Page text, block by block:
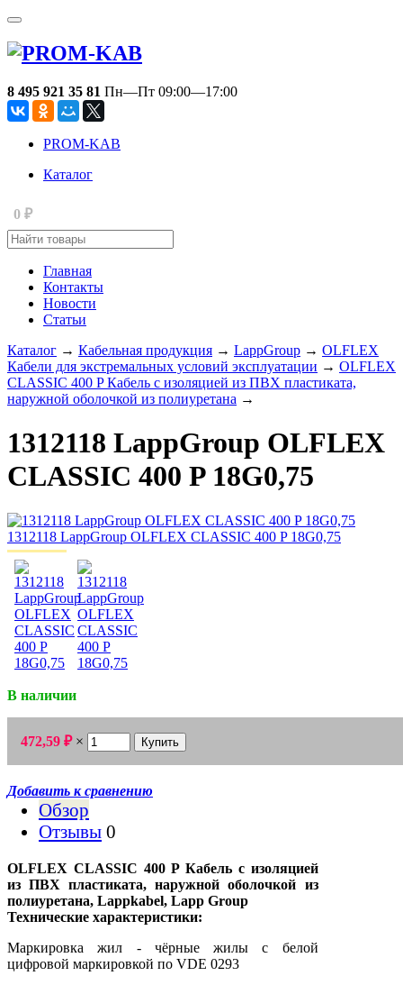
8 495 921 35 81 Пн—Пт 09:00—17:00
PROM-KAB
Каталог
0 ₽
Главная
Контакты
Новости
Статьи
Каталог → Кабельная продукция → LappGroup → OLFLEX
Кабели для экстремальных условий эксплуатации → OLFLEX
CLASSIC 400 P Кабель с изоляцией из ПВХ пластиката,
наружной оболочкой из полиуретана →
1312118 LappGroup OLFLEX
CLASSIC 400 P 18G0,75
В наличии
472,59 ₽ ×
Добавить к сравнению
Обзор
Отзывы 0
OLFLEX CLASSIC 400 P Кабель с изоляцией
из ПВХ пластиката, наружной оболочкой из
полиуретана, Lappkabel, Lapp Group
Технические характеристики:
Маркировка жил - чёрные жилы с белой
цифровой маркировкой по VDE 0293